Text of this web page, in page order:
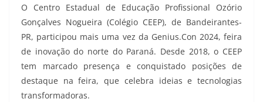
O Centro Estadual de Educação Profissional Ozório
Gonçalves Nogueira (Colégio CEEP), de Bandeirantes-
PR, participou mais uma vez da Genius.Con 2024, feira
de inovação do norte do Paraná. Desde 2018, o CEEP
tem marcado presença e conquistado posições de
destaque na feira, que celebra ideias e tecnologias
transformadoras.